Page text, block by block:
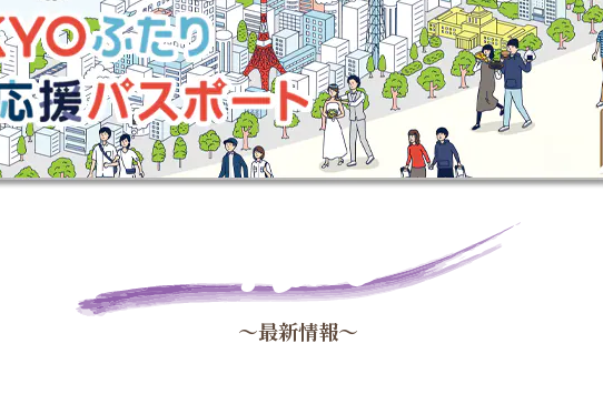
News
～最新情報～